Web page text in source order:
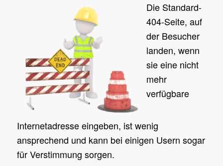
Die Standard-
404-Seite, auf
der Besucher
landen, wenn
sie eine nicht
mehr
verfügbare
Internetadresse eingeben, ist wenig
ansprechend und kann bei einigen Usern sogar
für Verstimmung sorgen.